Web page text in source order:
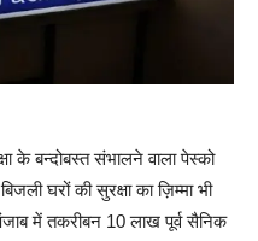
के बन्दोबस्त संभालने वाला पेस्को
घरों की सुरक्षा का ज़िम्मा भी
में तकरीबन 10 लाख पूर्व सैनिक